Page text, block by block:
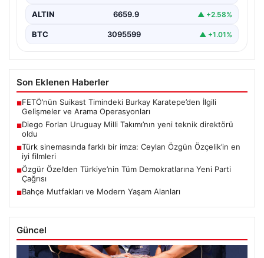
ALTIN 6659.9 ▲ +2.58%
BTC 3095599 ▲ +1.01%
Son Eklenen Haberler
■FETÖ’nün Suikast Timindeki Burkay Karatepe’den İlgili
Gelişmeler ve Arama Operasyonları
■Diego Forlan Uruguay Milli Takımı’nın yeni teknik direktörü
oldu
■Türk sinemasında farklı bir imza: Ceylan Özgün Özçelik’in en
iyi filmleri
■Özgür Özel’den Türkiye’nin Tüm Demokratlarına Yeni Parti
Çağrısı
■Bahçe Mutfakları ve Modern Yaşam Alanları
Güncel